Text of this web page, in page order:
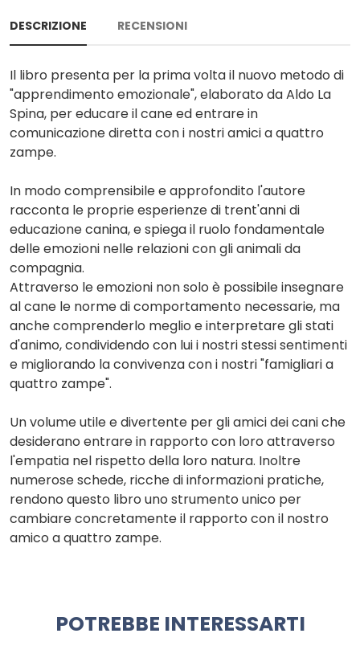
DESCRIZIONE RECENSIONI
Il libro presenta per la prima volta il nuovo metodo di
"apprendimento emozionale", elaborato da Aldo La
Spina, per educare il cane ed entrare in
comunicazione diretta con i nostri amici a quattro
zampe.
In modo comprensibile e approfondito l'autore
racconta le proprie esperienze di trent'anni di
educazione canina, e spiega il ruolo fondamentale
delle emozioni nelle relazioni con gli animali da
compagnia.
Attraverso le emozioni non solo è possibile insegnare
al cane le norme di comportamento necessarie, ma
anche comprenderlo meglio e interpretare gli stati
d'animo, condividendo con lui i nostri stessi sentimenti
e migliorando la convivenza con i nostri "famigliari a
quattro zampe".
Un volume utile e divertente per gli amici dei cani che
desiderano entrare in rapporto con loro attraverso
l'empatia nel rispetto della loro natura. Inoltre
numerose schede, ricche di informazioni pratiche,
rendono questo libro uno strumento unico per
cambiare concretamente il rapporto con il nostro
amico a quattro zampe.
POTREBBE INTERESSARTI